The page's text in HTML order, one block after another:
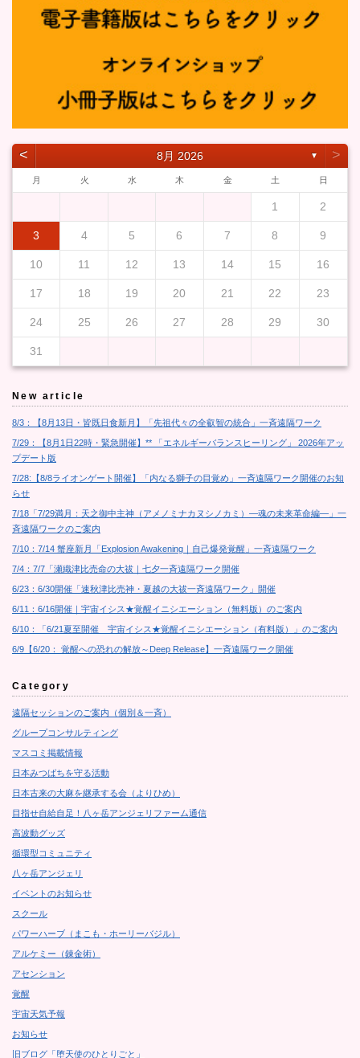
˂ 8月 2026 ▼ ˃
月 火 水 木 金 土 日
1 2
3 4 5 6 7 8 9
10 11 12 13 14 15 16
17 18 19 20 21 22 23
24 25 26 27 28 29 30
31
New article
8/3：【8月13日・皆既日食新月】「先祖代々の全叡智の統合」一斉遠隔ワーク
7/29：【8月1日22時・緊急開催】** 「エネルギーバランスヒーリング」 2026年アッ
プデート版
7/28:【8/8ライオンゲート開催】「内なる獅子の目覚め」一斉遠隔ワーク開催のお知
らせ
7/18「7/29満月：天之御中主神（アメノミナカヌシノカミ）―魂の未来革命編―」一
斉遠隔ワークのご案内
7/10：7/14 蟹座新月「Explosion Awakening｜自己爆発覚醒」一斉遠隔ワーク
7/4：7/7「瀬織津比売命の大祓｜七夕一斉遠隔ワーク開催
6/23：6/30開催「速秋津比売神・夏越の大祓一斉遠隔ワーク」開催
6/11：6/16開催｜宇宙イシス★覚醒イニシエーション（無料版）のご案内
6/10：「6/21夏至開催 宇宙イシス★覚醒イニシエーション（有料版）」のご案内
6/9【6/20： 覚醒への恐れの解放～Deep Release】一斉遠隔ワーク開催
Category
遠隔セッションのご案内（個別＆一斉）
グループコンサルティング
マスコミ掲載情報
日本みつばちを守る活動
日本古来の大麻を継承する会（よりひめ）
目指せ自給自足！八ヶ岳アンジェリファーム通信
高波動グッズ
循環型コミュニティ
八ヶ岳アンジェリ
イベントのお知らせ
スクール
パワーハーブ（まこも・ホーリーバジル）
アルケミー（錬金術）
アセンション
覚醒
宇宙天気予報
お知らせ
旧ブログ「堕天使のひとりごと」